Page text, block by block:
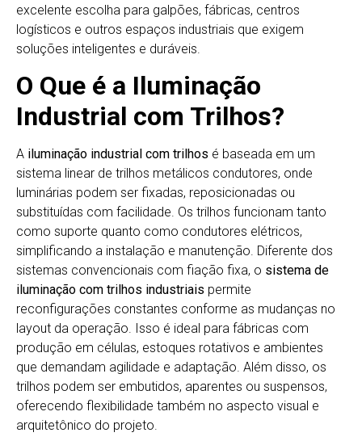
excelente escolha para galpões, fábricas, centros
logísticos e outros espaços industriais que exigem
soluções inteligentes e duráveis.
O Que é a Iluminação
Industrial com Trilhos?
A iluminação industrial com trilhos é baseada em um
sistema linear de trilhos metálicos condutores, onde
luminárias podem ser fixadas, reposicionadas ou
substituídas com facilidade. Os trilhos funcionam tanto
como suporte quanto como condutores elétricos,
simplificando a instalação e manutenção. Diferente dos
sistemas convencionais com fiação fixa, o sistema de
iluminação com trilhos industriais permite
reconfigurações constantes conforme as mudanças no
layout da operação. Isso é ideal para fábricas com
produção em células, estoques rotativos e ambientes
que demandam agilidade e adaptação. Além disso, os
trilhos podem ser embutidos, aparentes ou suspensos,
oferecendo flexibilidade também no aspecto visual e
arquitetônico do projeto.